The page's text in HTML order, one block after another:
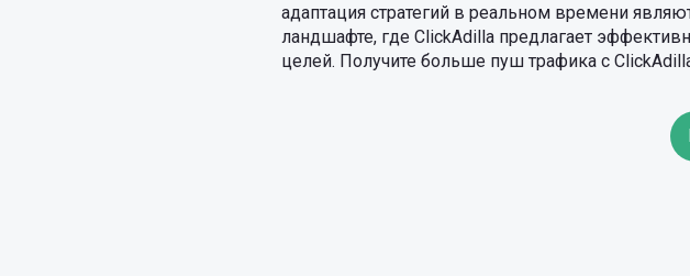
адаптация стратегий в реальном времени
ландшафте, где ClickAdilla предлагает
целей. Получите больше пуш трафика с